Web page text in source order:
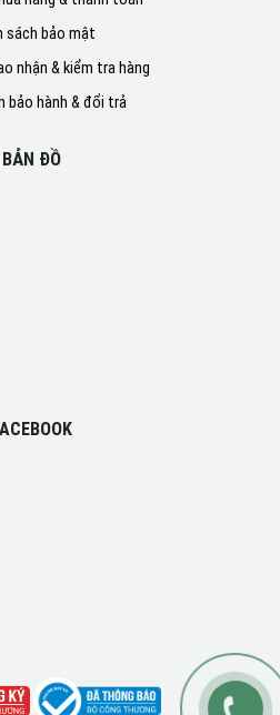
sách bảo mật
nhận & kiểm tra hàng
bảo hành & đổi trả
BẢN ĐỒ